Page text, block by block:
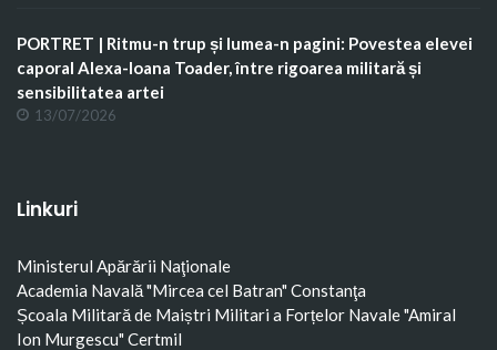
PORTRET | Ritmu-n trup și lumea-n pagini: Povestea elevei
caporal Alexa-Ioana Toader, între rigoarea militară și
sensibilitatea artei
13/07/2026
Linkuri
Ministerul Apărării Naţionale
Academia Navală "Mircea cel Batran" Constanţa
Școala Militară de Maiștri Militari a Forțelor Navale "Amiral
Ion Murgescu" Certmil